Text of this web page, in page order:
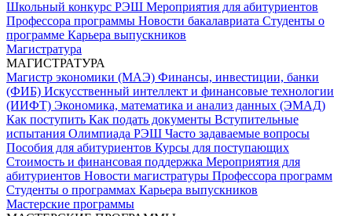
Школьный конкурс РЭШ Мероприятия для абитуриентов
Профессора программы Новости бакалавриата Студенты о
программе Карьера выпускников
Магистратура
МАГИСТРАТУРА
Магистр экономики (МАЭ) Финансы, инвестиции, банки
(ФИБ) Искусственный интеллект и финансовые технологии
(ИИФТ) Экономика, математика и анализ данных (ЭМАД)
Как поступить Как подать документы Вступительные
испытания Олимпиада РЭШ Часто задаваемые вопросы
Пособия для абитуриентов Курсы для поступающих
Стоимость и финансовая поддержка Мероприятия для
абитуриентов Новости магистратуры Профессора программ
Студенты о программах Карьера выпускников
Мастерские программы